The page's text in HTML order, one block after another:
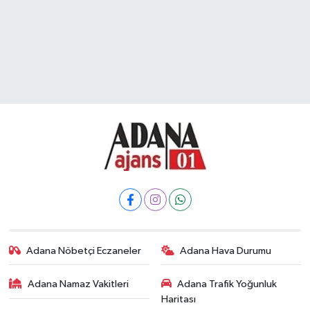
Adana Nöbetçi Eczaneler Adana Hava Durumu
Adana Namaz Vakitleri
Adana Trafik Yoğunluk
Haritası